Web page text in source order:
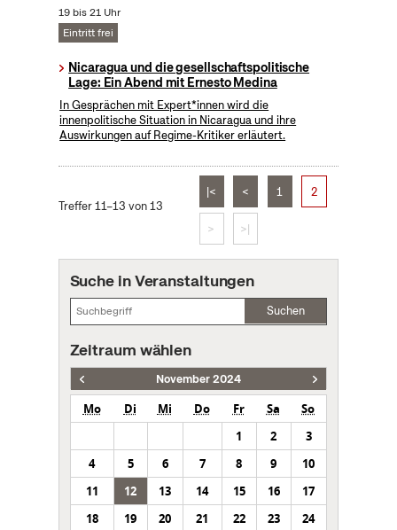
19 bis 21 Uhr
Eintritt frei
Nicaragua und die gesellschaftspolitische
Lage: Ein Abend mit Ernesto Medina
In Gesprächen mit Expert*innen wird die
innenpolitische Situation in Nicaragua und ihre
Auswirkungen auf Regime-Kritiker erläutert.
Treffer 11–13 von 13
|< < 1 2
> >|
Suche in Veranstaltungen
Suchen
Zeitraum wählen
November 2024
Mo Di Mi Do Fr Sa
So
1
2
3
4
5 6 7 8 9
10
11
12 13 14 15 16
17
18
19 20 21 22 23
24